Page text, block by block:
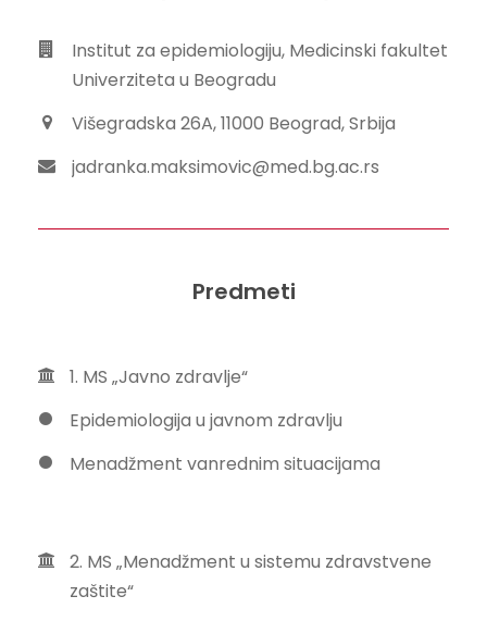
Institut za epidemiologiju, Medicinski fakultet
Univerziteta u Beogradu
Višegradska 26A, 11000 Beograd, Srbija
jadranka.maksimovic@med.bg.ac.rs
Predmeti
1. MS „Javno zdravlje“
Epidemiologija u javnom zdravlju
Menadžment vanrednim situacijama
2. MS „Menadžment u sistemu zdravstvene
zaštite“